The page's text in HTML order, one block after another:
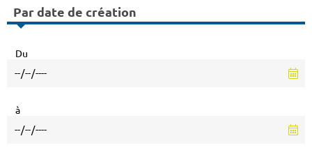
Par date de création
Du
à